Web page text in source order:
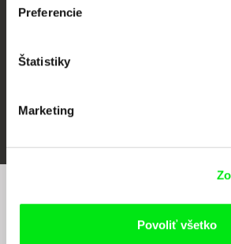
Preferencie
Štatistiky
Marketing
Povoliť všetko
FIDMarseille
Chcete byť pravidelne
filmovom